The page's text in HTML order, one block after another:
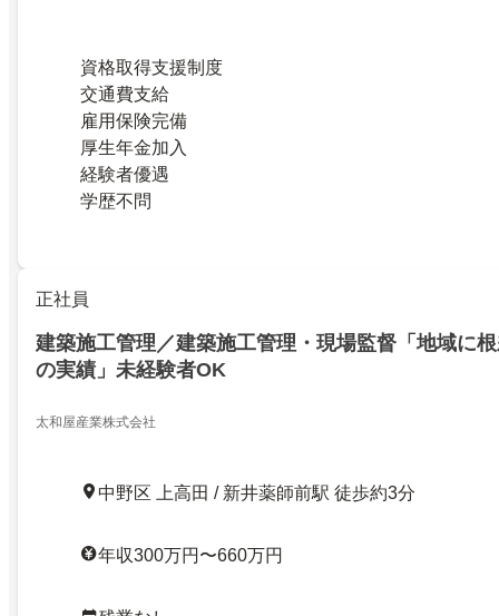
資格取得支援制度
交通費支給
雇用保険完備
厚生年金加入
経験者優遇
学歴不問
正社員
建築施工管理／建築施工管理・現場監督「地域に
の実績」未経験者OK
太和屋産業株式会社
中野区 上高田 / 新井薬師前駅 徒歩約3分
年収300万円〜660万円